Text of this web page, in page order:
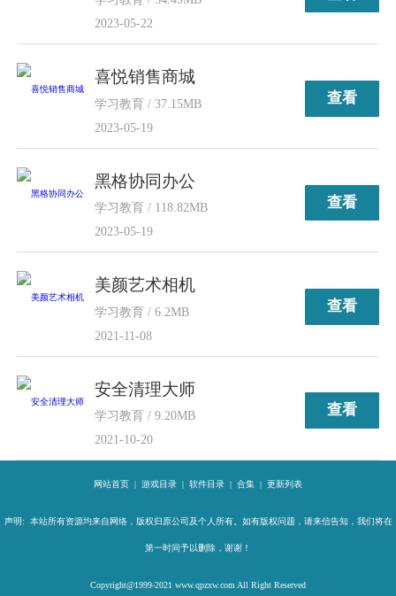
2023-05-22
喜悦销售商城
学习教育 / 37.15MB
2023-05-19
查看
黑格协同办公
学习教育 / 118.82MB
2023-05-19
查看
美颜艺术相机
学习教育 / 6.2MB
2021-11-08
查看
安全清理大师
学习教育 / 9.20MB
2021-10-20
查看
网站首页 | 游戏目录 | 软件目录 | 合集 | 更新列表
声明: 本站所有资源均来自网络，版权归原公司及个人所有。如有版权问题，请来信告知，我们将在
第一时间予以删除，谢谢！
Copyright@1999-2021 www.qpzxw.com All Right Reserved